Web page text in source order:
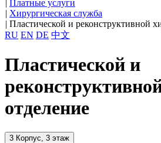
| Платные услуги
| Хирургическая служба
| Пластической и реконструктивной
RU EN DE 中文
Пластической и
отделение
3 Корпус, 3 этаж